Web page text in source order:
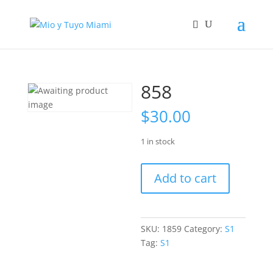
858
$30.00
1 in stock
quantity
Add to cart
SKU: 1859 Category:S1
Tag:S1